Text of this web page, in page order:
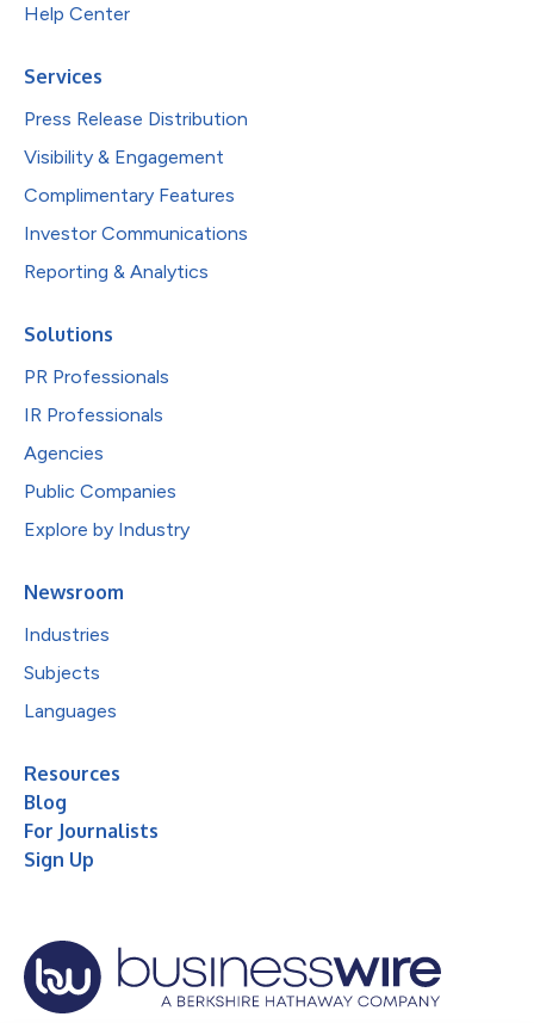
Help Center
Services
Press Release Distribution
Visibility & Engagement
Complimentary Features
Investor Communications
Reporting & Analytics
Solutions
PR Professionals
IR Professionals
Agencies
Public Companies
Explore by Industry
Newsroom
Industries
Subjects
Languages
Resources
Blog
For Journalists
Sign Up